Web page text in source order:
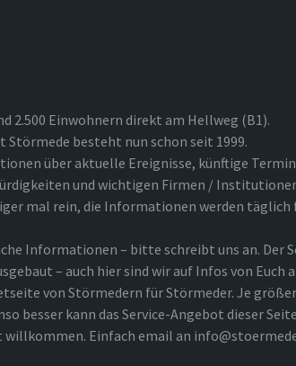
2.500 Einwohnern direkt am Hellweg (B1).
besteht nun schon seit 1999.
über aktuelle Ereignisse, künftige
und wichtigen Firmen /
mal rein, die Informationen werden täglich
Informationen – bitte schreibt uns an. Der
– auch hier sind wir auf Infos von Euch
von Störmedern für Störmeder. Je
besser kann das Service-Angebot dieser
Einfach email an